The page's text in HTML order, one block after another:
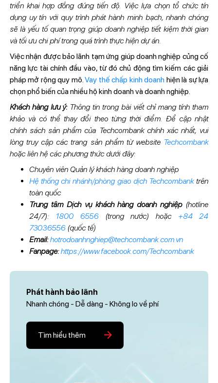
triển khai hợp đồng đúng tiến độ. Việc lựa chọn tổ chức tín
dụng uy tín với quy trình phát hành minh bạch, nhanh chóng
sẽ là yếu tố quan trọng giúp doanh nghiệp tiết kiệm thời gian
và tối ưu chi phí trong quá trình thực hiện dự án.
Việc nhận được bảo lãnh tạm ứng giúp doanh nghiệp củng cố
năng lực tài chính đầu vào, từ đó chủ động tìm kiếm các giải
pháp mở rộng quy mô.Vay thế chấp kinh doanh hiện là sự lựa
chọn phổ biến của nhiều hộ kinh doanh và doanh nghiệp.
Khách hàng lưu ý: Thông tin trong bài viết chỉ mang tính tham
khảo và có thể thay đổi theo từng thời điểm. Để cập nhật
chính sách sản phẩm của Techcombank chính xác nhất, vui
lòng truy cập các trang sản phẩm từ website Techcombank
hoặc liên hệ các phương thức dưới đây:
Chuyên viên Quản lý khách hàng doanh nghiệp
Hệ thống chi nhánh/phòng giao dịch Techcombanktrên
toàn quốc
Trung tâm Dịch vụ khách hàng doanh nghiệp(hotline
24/7):
1800 6556(trong nước) hoặc +84 24
73036556(quốc tế)
Email: hotrodoanhnghiep@techcombank.com.vn
Fanpage: https://www.facebook.com/Techcombank
Phát hành bảo lãnh
Nhanh chóng - Dễ dàng - Không lo về phí
Tìm hiểu thêm